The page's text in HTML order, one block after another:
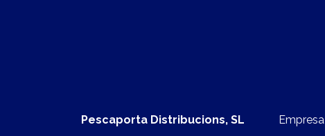
Pescaporta Distribucions, SL
Empresa